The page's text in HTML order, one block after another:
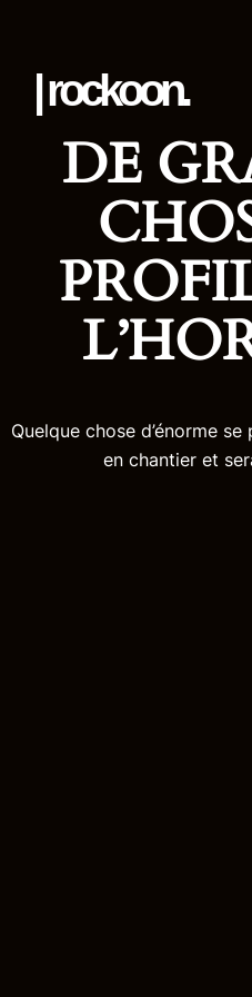
| rockoon.
DE
Quelque chose d’énorme
en chantier et